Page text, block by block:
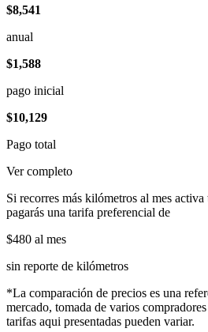
$8,541
anual
$1,588
pago inicial
$10,129
Pago total
Ver completo
Si recorres más kilómetros al mes
pagarás una tarifa preferencial de
$480 al mes
sin reporte de kilómetros
*La comparación de precios es una
mercado, tomada de varios
tarifas aqui presentadas pueden variar.